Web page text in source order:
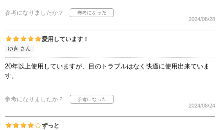
参考になりましたか？
2024/08/28
愛用しています！
ゆき さん
20年以上使用していますが、目のトラブルはなく快適に使用出来ていま
す。
参考になりましたか？
2024/08/24
ずっと